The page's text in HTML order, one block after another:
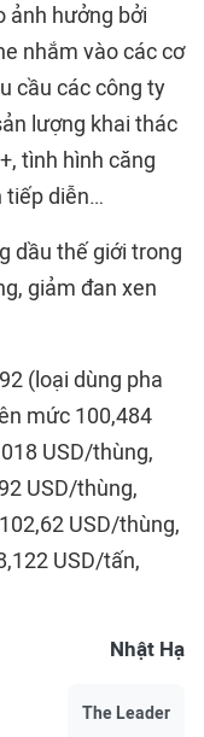
ảnh hưởng bởi
nhắm vào các cơ
cầu các công ty
lượng khai thác
tình hình căng
tiếp diễn…
dầu thế giới trong
giảm đan xen
(loại dùng pha
mức 100,484
USD/thùng,
USD/thùng,
USD/thùng,
USD/tấn,
Nhật Hạ
The Leader